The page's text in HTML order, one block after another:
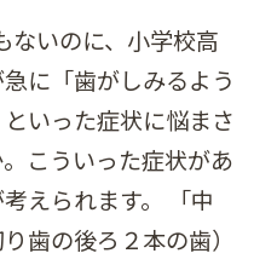
ないのに、小学校高
に「歯がしみるよう
いった症状に悩まさ
こういった症状があ
えられます。 「中
歯の後ろ２本の歯）